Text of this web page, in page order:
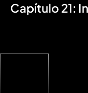
Capítulo 21: